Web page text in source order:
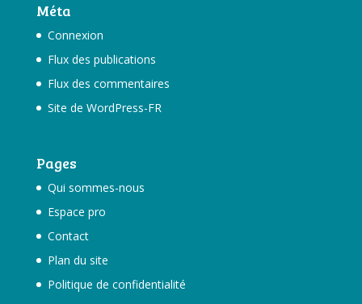
Méta
Connexion
Flux des publications
Flux des commentaires
Site de WordPress-FR
Pages
Qui sommes-nous
Espace pro
Contact
Plan du site
Politique de confidentialité